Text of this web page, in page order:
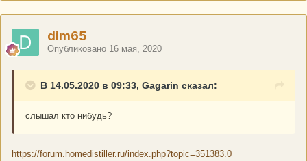
dim65
Опубликовано 16 мая, 2020
В 14.05.2020 в 09:33, Gagarin сказал:
слышал кто нибудь?
https://forum.homedistiller.ru/index.php?topic=351383.0